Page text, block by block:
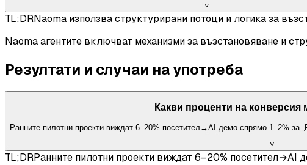
˅
TL;DRNaoma използва структурирани потоци и логика за
Naoma агентите включват механизми за възстановяване и
Резултати и случаи на употреба
Какви проценти на конверсия
Ранните пилотни проекти виждат 6–20% посетител→AI демо спрямо 1–2% за
˅
TL;DRРанните пилотни проекти виждат 6–20% посетител→AI